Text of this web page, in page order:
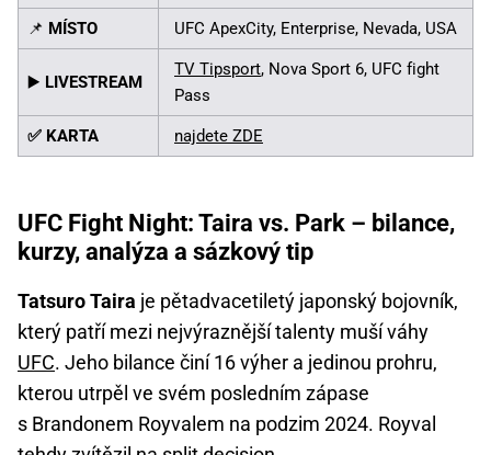
📌 MÍSTO UFC ApexCity, Enterprise, Nevada, USA
▶️ LIVESTREAM
TV Tipsport, Nova Sport 6, UFC fight
Pass
✅ KARTA najdete ZDE
UFC Fight Night: Taira vs. Park – bilance,
kurzy, analýza a sázkový tip
Tatsuro Taira je pětadvacetiletý japonský bojovník,
který patří mezi nejvýraznější talenty muší váhy
UFC. Jeho bilance činí 16 výher a jedinou prohru,
kterou utrpěl ve svém posledním zápase
s Brandonem Royvalem na podzim 2024. Royval